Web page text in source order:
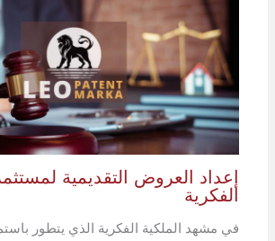
إعداد العروض التقديمية
الفكرية
في مشهد الملكية الفكرية الذي يتطور